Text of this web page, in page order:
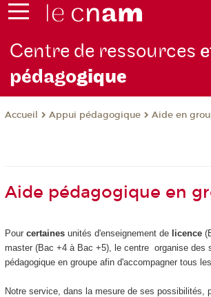
Centre de ressources
pédagogique
Accueil Appui pédagogique Aide en
Aide pédagogique en
Pour certaines unités d'enseignement de licence
master (Bac +4 à Bac +5), le centre organise des
pédagogique en groupe afin d'accompagner tous
Notre service, dans la mesure de ses possibilités,